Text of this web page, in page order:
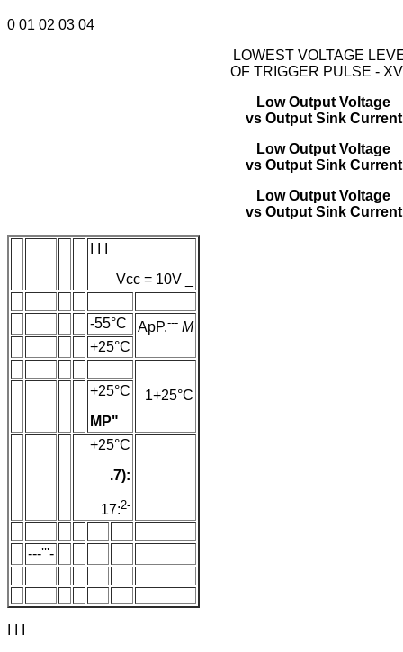
0 01 02 03 04
LOWEST VOLTAGE
OF TRIGGER PULSE -
Low Output Voltage
vs Output Sink Current
Low Output Voltage
vs Output Sink Current
Low Output Voltage
vs Output Sink Current
Vcc = 10V _
-55°C ApP.--- M
+25°C
1+25°C
+25°C
MP"
+25°C
.7):
17:2-
---'''-